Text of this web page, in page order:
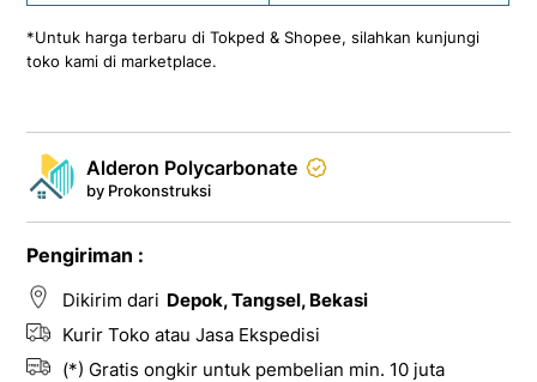
*Untuk harga terbaru di Tokped & Shopee, silahkan kunjungi
toko kami di marketplace.
Alderon Polycarbonate
by Prokonstruksi
Pengiriman :
Dikirim dari Depok, Tangsel, Bekasi
Kurir Toko atau Jasa Ekspedisi
(*) Gratis ongkir untuk pembelian min. 10 juta